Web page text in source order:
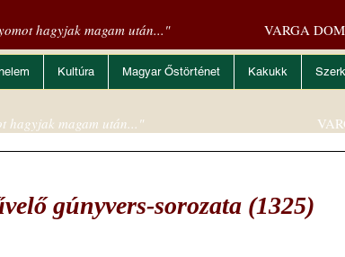
hagyjak magam után..." VARGA
Kultúra Magyar Őstörténet Kakukk
gúnyvers-sorozata (1325)
hagyjak magam után..."